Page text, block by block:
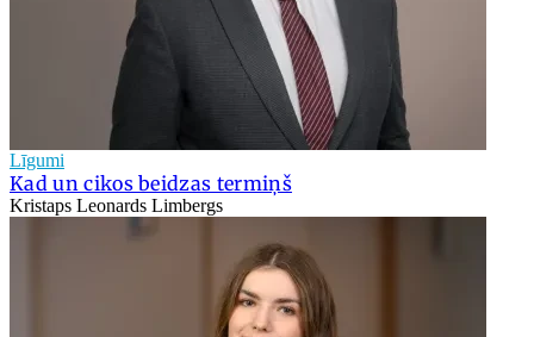
Līgumi
Kad un cikos beidzas termiņš
Kristaps Leonards Limbergs